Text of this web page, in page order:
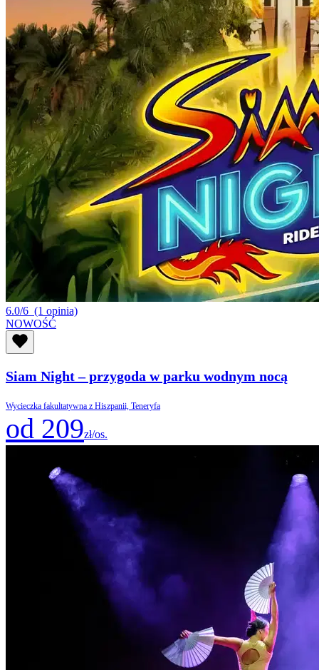
6.0/6 (1 opinia)
NOWOŚĆ
Siam Night – przygoda w parku wodnym nocą
Wycieczka fakultatywna z Hiszpanii, Teneryfa
od 209zł/os.